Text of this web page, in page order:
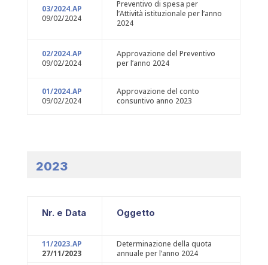
03/2024.AP
09/02/2024
Preventivo di spesa per
l’Attività istituzionale per l’anno
2024
02/2024.AP
09/02/2024
Approvazione del Preventivo
per l’anno 2024
01/2024.AP
09/02/2024
Approvazione del conto
consuntivo anno 2023
2023
Nr. e Data Oggetto
11/2023.AP
27/11/2023
Determinazione della quota
annuale per l’anno 2024